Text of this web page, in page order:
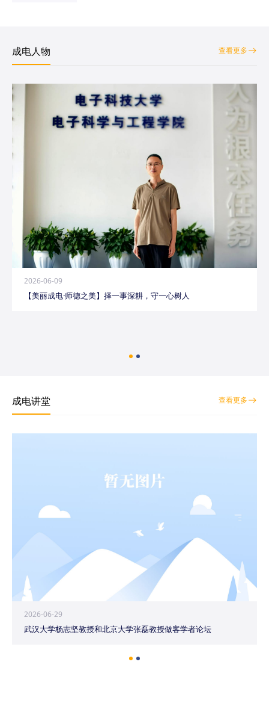
成电人物 查看更多
2026-06-09
【美丽成电·师德之美】择一事深耕，守一心树人
成电讲堂 查看更多
2026-06-29
武汉大学杨志坚教授和北京大学张磊教授做客学者论坛